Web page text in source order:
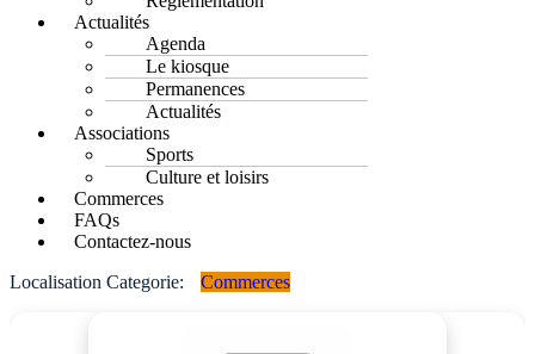
Actualités
Agenda
Le kiosque
Permanences
Actualités
Associations
Sports
Culture et loisirs
Commerces
FAQs
Contactez-nous
Localisation Categorie:
Commerces